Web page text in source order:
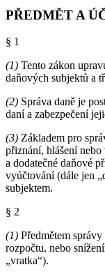
PŘEDMĚT A
§ 1
(1) Tento zákon
daňových subjektů a
(2) Správa daně je
daní a zabezpečení
(3) Základem pro
přiznání, hlášení
a dodatečné daňové
vyúčtování (dále jen
subjektem.
§ 2
(1) Předmětem
rozpočtu, nebo
„vratka“).